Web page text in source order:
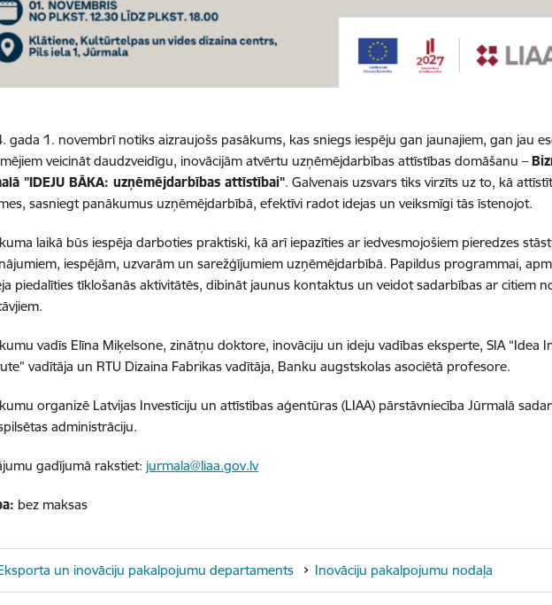
gada 1. novembrī notiks aizraujošs pasākums, kas sniegs iespēju gan jaunajiem, gan jau
veicināt daudzveidīgu, inovācijām atvērtu uzņēmējdarbības attīstības domāšanu –
"IDEJU BĀKA: uzņēmējdarbības attīstībai". Galvenais uzsvars tiks virzīts uz to, kā
sasniegt panākumus uzņēmējdarbībā, efektīvi radot idejas un veiksmīgi tās īstenojot.
laikā būs iespēja darboties praktiski, kā arī iepazīties ar iedvesmojošiem pieredzes
iespējām, uzvarām un sarežģījumiem uzņēmējdarbībā. Papildus programmai,
piedalīties tīklošanās aktivitātēs, dibināt jaunus kontaktus un veidot sadarbības ar citiem
vadīs Elīna Miķelsone, zinātņu doktore, inovāciju un ideju vadības eksperte, SIA “Idea
vadītāja un RTU Dizaina Fabrikas vadītāja, Banku augstskolas asociētā profesore.
organizē Latvijas Investīciju un attīstības aģentūras (LIAA) pārstāvniecība Jūrmalā
administrāciju.
gadījumā rakstiet: jurmala@liaa.gov.lv
bez maksas
un inovāciju pakalpojumu departaments Inovāciju pakalpojumu nodaļa